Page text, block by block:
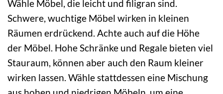
Wähle Möbel, die leicht und filigran sind.
Schwere, wuchtige Möbel wirken in kleinen
Räumen erdrückend. Achte auch auf die Höhe
der Möbel. Hohe Schränke und Regale bieten viel
Stauraum, können aber auch den Raum kleiner
wirken lassen. Wähle stattdessen eine Mischung